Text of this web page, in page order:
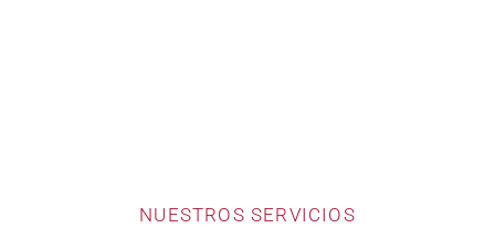
NUESTROS SERVICIOS